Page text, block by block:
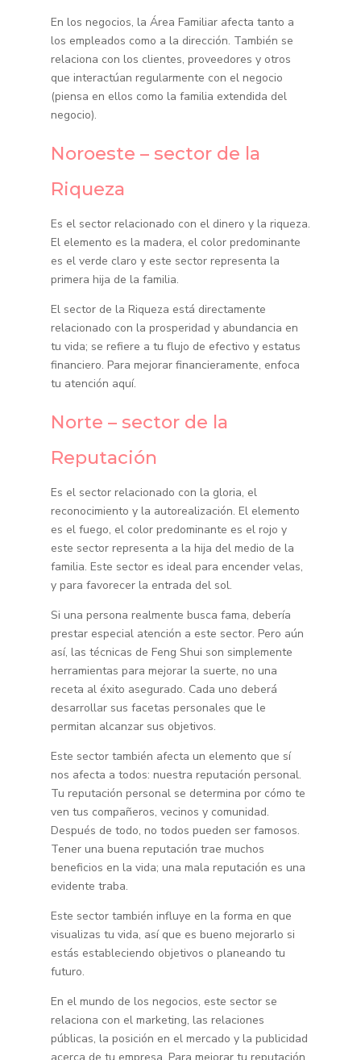
En los negocios, la Área Familiar afecta tanto a
los empleados como a la dirección. También se
relaciona con los clientes, proveedores y otros
que interactúan regularmente con el negocio
(piensa en ellos como la familia extendida del
negocio).
Noroeste – sector de la
Riqueza
Es el sector relacionado con el dinero y la riqueza.
El elemento es la madera, el color predominante
es el verde claro y este sector representa la
primera hija de la familia.
El sector de la Riqueza está directamente
relacionado con la prosperidad y abundancia en
tu vida; se refiere a tu flujo de efectivo y estatus
financiero. Para mejorar financieramente, enfoca
tu atención aquí.
Norte – sector de la
Reputación
Es el sector relacionado con la gloria, el
reconocimiento y la autorealización. El elemento
es el fuego, el color predominante es el rojo y
este sector representa a la hija del medio de la
familia. Este sector es ideal para encender velas,
y para favorecer la entrada del sol.
Si una persona realmente busca fama, debería
prestar especial atención a este sector. Pero aún
así, las técnicas de Feng Shui son simplemente
herramientas para mejorar la suerte, no una
receta al éxito asegurado. Cada uno deberá
desarrollar sus facetas personales que le
permitan alcanzar sus objetivos.
Este sector también afecta un elemento que sí
nos afecta a todos: nuestra reputación personal.
Tu reputación personal se determina por cómo te
ven tus compañeros, vecinos y comunidad.
Después de todo, no todos pueden ser famosos.
Tener una buena reputación trae muchos
beneficios en la vida; una mala reputación es una
evidente traba.
Este sector también influye en la forma en que
visualizas tu vida, así que es bueno mejorarlo si
estás estableciendo objetivos o planeando tu
futuro.
En el mundo de los negocios, este sector se
relaciona con el marketing, las relaciones
públicas, la posición en el mercado y la publicidad